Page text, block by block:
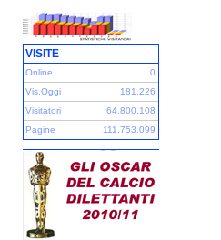
VISITE
Online
0
Vis.Oggi
181.226
Visitatori
64.800.108
Pagine
111.753.099